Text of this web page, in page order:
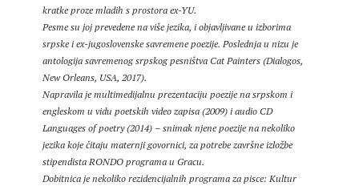
kratke proze mladih s prostora ex-YU.
Pesme su joj prevedene na više jezika, i objavljivane u izborima
srpske i ex-jugoslovenske savremene poezije. Poslednja u nizu je
antologija savremenog srpskog pesništva Cat Painters (Dialogos,
New Orleans, USA, 2017).
Napravila je multimedijalnu prezentaciju poezije na srpskom i
engleskom u vidu poetskih video zapisa (2009) i audio CD
Languages of poetry (2014) – snimak njene poezije na nekoliko
jezika koje čitaju maternji govornici, za potrebe završne izložbe
stipendista RONDO programa u Gracu.
Dobitnica je nekoliko rezidencijalnih programa za pisce: Kultur